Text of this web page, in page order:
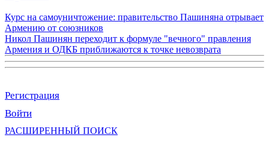
Курс на самоуничтожение: правительство Пашиняна отрывает
Армению от союзников
Никол Пашинян переходит к формуле "вечного" правления
Армения и ОДКБ приближаются к точке невозврата
Регистрация
Войти
РАСШИРЕННЫЙ ПОИСК